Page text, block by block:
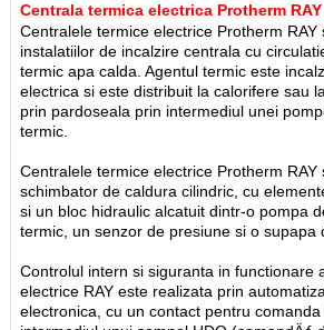
Centrala termica electrica Protherm RAY
Centralele termice electrice Protherm RAY
instalatiilor de incalzire centrala cu
termic apa calda. Agentul termic este
electrica si este distribuit la calorifere sau
prin pardoseala prin intermediul unei
termic.
Centralele termice electrice Protherm RAY
schimbator de caldura cilindric, cu
si un bloc hidraulic alcatuit dintr-o pompa
termic, un senzor de presiune si o supapa
Controlul intern si siguranta in functionare
electrice RAY este realizata prin
electronica, cu un contact pentru